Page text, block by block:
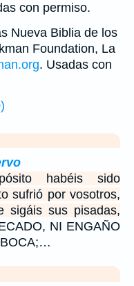
con permiso.
Nueva Biblia de los
Foundation, La
. Usadas con
habéis sido
sufrió por vosotros,
sigáis sus pisadas,
NI ENGAÑO